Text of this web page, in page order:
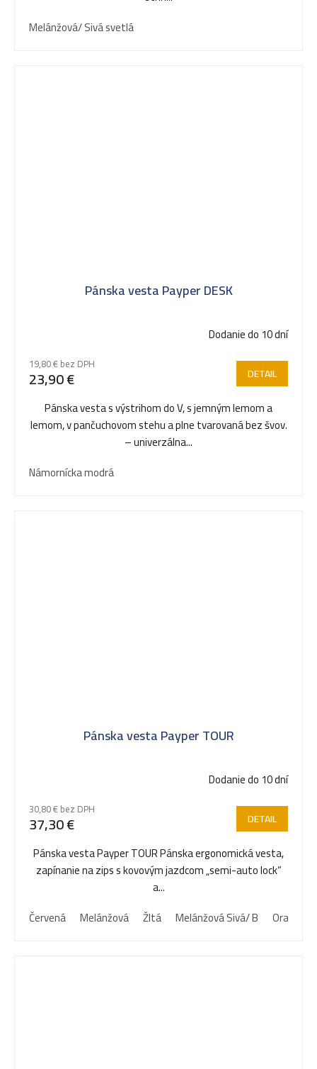
Melánžová/ Sivá svetlá
Pánska vesta Payper DESK
Dodanie do 10 dní
19,80 € bez DPH
23,90 € DETAIL
Pánska vesta s výstrihom do V, s jemným lemom a
lemom, v pančuchovom stehu a plne tvarovaná bez švov.
– univerzálna...
Námornícka modrá
Pánska vesta Payper TOUR
Dodanie do 10 dní
30,80 € bez DPH
37,30 € DETAIL
Pánska vesta Payper TOUR Pánska ergonomická vesta,
zapínanie na zips s kovovým jazdcom „semi-auto lock“
a...
Červená
Melánžová Žltá Melánžová Sivá/ B